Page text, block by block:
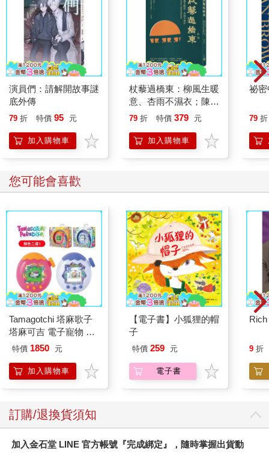
演員們：請解開故事謎
底外傳
79 折 特價 95 元
加入購物車
杖藜過橋東：柳風生暖
意、杏雨不濕衣；陳亮
恭談以心轉境的適齡漫
79 折 特價 379 元
加入購物車
祕
79 折
您可能會喜歡
Tamagotchi 塔麻歌子
塔麻可吉 電子寵物 樂
園系列（熱帶橙果／極
特價 1850 元
加入購物車
【電子書】小狐狸的帽
子
特價 259 元
電子書
9 折
訂購/退換貨須知
加入金石堂 LINE 官方帳號『完成綁定』，隨時掌握出貨動